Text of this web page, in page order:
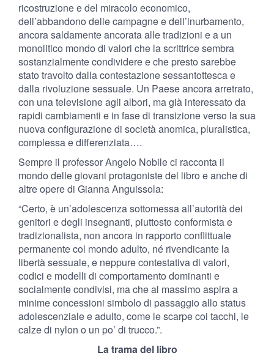
ricostruzione e del miracolo economico,
dell’abbandono delle campagne e dell’inurbamento,
ancora saldamente ancorata alle tradizioni e a un
monolitico mondo di valori che la scrittrice sembra
sostanzialmente condividere e che presto sarebbe
stato travolto dalla contestazione sessantottesca e
dalla rivoluzione sessuale. Un Paese ancora arretrato,
con una televisione agli albori, ma già interessato da
rapidi cambiamenti e in fase di transizione verso la sua
nuova configurazione di società anomica, pluralistica,
complessa e differenziata….
Sempre il professor Angelo Nobile ci racconta il
mondo delle giovani protagoniste del libro e anche di
altre opere di Gianna Anguissola:
“Certo, è un’adolescenza sottomessa all’autorità dei
genitori e degli insegnanti, piuttosto conformista e
tradizionalista, non ancora in rapporto conflittuale
permanente col mondo adulto, né rivendicante la
libertà sessuale, e neppure contestativa di valori,
codici e modelli di comportamento dominanti e
socialmente condivisi, ma che al massimo aspira a
minime concessioni simbolo di passaggio allo status
adolescenziale e adulto, come le scarpe coi tacchi, le
calze di nylon o un po’ di trucco.”.
La trama del libro